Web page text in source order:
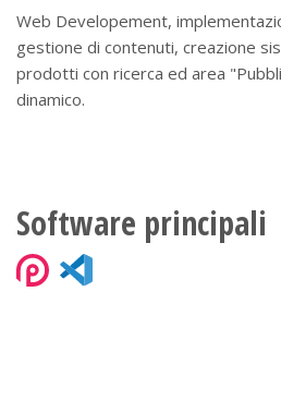
Web Developement,
gestione di contenuti, creazione
prodotti con ricerca ed area
dinamico.
Software principali